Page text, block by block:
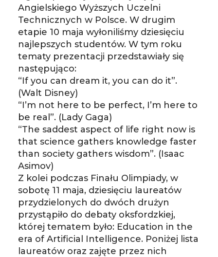
Angielskiego Wyższych Uczelni
Technicznych w Polsce. W drugim
etapie 10 maja wyłoniliśmy dziesięciu
najlepszych studentów. W tym roku
tematy prezentacji przedstawiały się
następująco:
“If you can dream it, you can do it”.
(Walt Disney)
“I’m not here to be perfect, I’m here to
be real”. (Lady Gaga)
“The saddest aspect of life right now is
that science gathers knowledge faster
than society gathers wisdom”. (Isaac
Asimov)
Z kolei podczas Finału Olimpiady, w
sobotę 11 maja, dziesięciu laureatów
przydzielonych do dwóch drużyn
przystąpiło do debaty oksfordzkiej,
której tematem było: Education in the
era of Artificial Intelligence. Poniżej lista
laureatów oraz zajęte przez nich